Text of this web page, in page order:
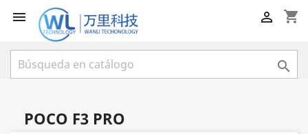
 shopping_cart


POCO F3 PRO